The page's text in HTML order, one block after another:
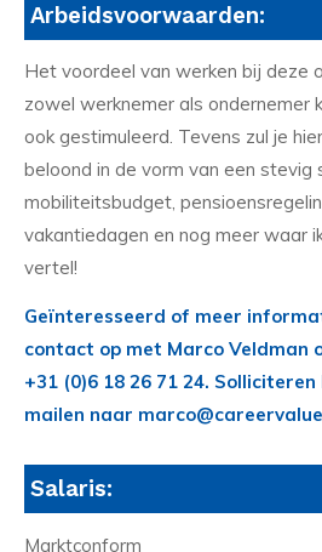
Arbeidsvoorwaarden:
Het voordeel van werken bij deze
zowel werknemer als ondernemer
ook gestimuleerd. Tevens zul je
beloond in de vorm van een stevig
mobiliteitsbudget,
vakantiedagen en nog meer waar
vertel!
Geïnteresseerd of meer
contact op met Marco Veldman
+31 (0)6 18 26 71 24.
mailen naar
Salaris:
Marktconform